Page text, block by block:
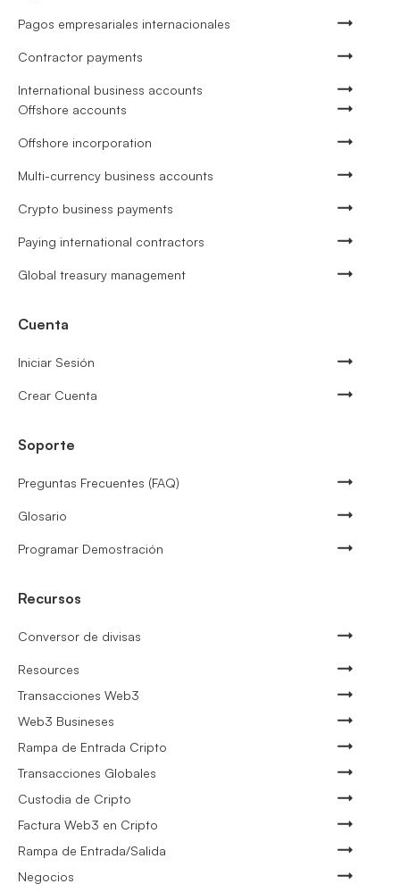
Pagos empresariales internacionales
Contractor payments
International business accounts
Offshore accounts
Offshore incorporation
Multi-currency business accounts
Crypto business payments
Paying international contractors
Global treasury management
Cuenta
Iniciar Sesión
Crear Cuenta
Soporte
Preguntas Frecuentes (FAQ)
Glosario
Programar Demostración
Recursos
Conversor de divisas
Resources
Transacciones Web3
Web3 Busineses
Rampa de Entrada Cripto
Transacciones Globales
Custodia de Cripto
Factura Web3 en Cripto
Rampa de Entrada/Salida
Negocios